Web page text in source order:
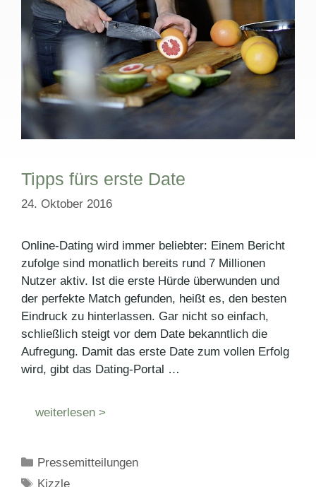
Tipps fürs erste Date
24. Oktober 2016
Online-Dating wird immer beliebter: Einem Bericht
zufolge sind monatlich bereits rund 7 Millionen
Nutzer aktiv. Ist die erste Hürde überwunden und
der perfekte Match gefunden, heißt es, den besten
Eindruck zu hinterlassen. Gar nicht so einfach,
schließlich steigt vor dem Date bekanntlich die
Aufregung. Damit das erste Date zum vollen Erfolg
wird, gibt das Dating-Portal …
weiterlesen >
Kategorien
Pressemitteilungen
Schlagwörter
Kizzle